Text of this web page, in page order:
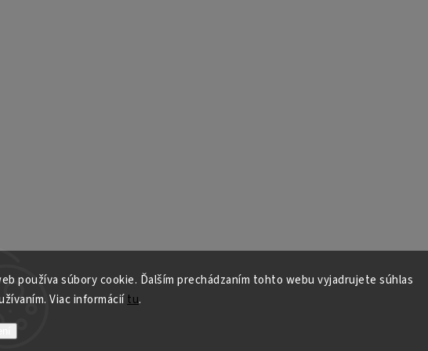
používa súbory cookie. Ďalším prechádzaním tohto webu vyjadrujete súhlas
Viac informáciítu.